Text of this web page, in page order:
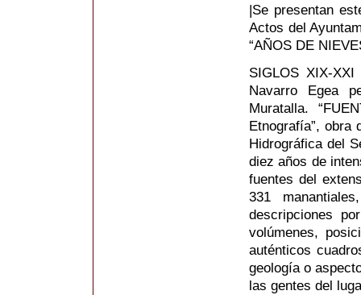
|Se presentan
Actos del
“AÑOS DE
SIGLOS XIX-XXI
Navarro Egea
Muratalla.
Etnografía”, obra
Hidrográfica del
diez años de
fuentes del
331
descripciones
volúmenes,
auténticos
geología o
las gentes del